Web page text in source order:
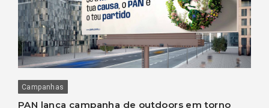
Campanhas
PAN lança campanha de outdoors em torno